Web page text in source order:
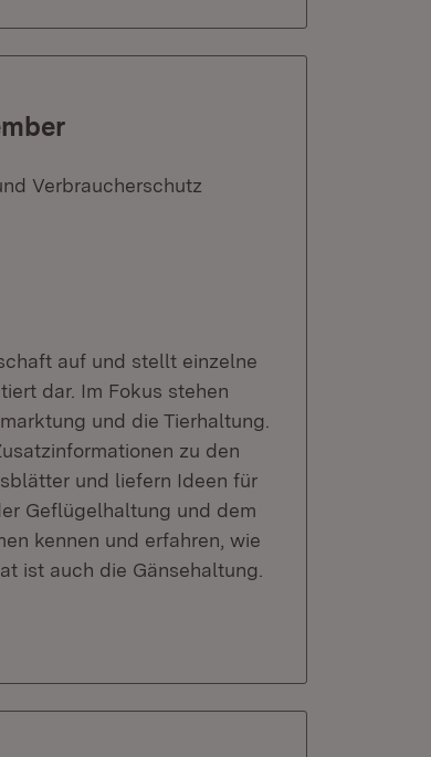
Verbraucherschutz
auf und stellt einzelne
dar. Im Fokus stehen
und die Tierhaltung.
zu den
und liefern Ideen für
Geflügelhaltung und dem
kennen und erfahren, wie
ist auch die Gänsehaltung.